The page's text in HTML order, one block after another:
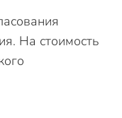
На стоимость